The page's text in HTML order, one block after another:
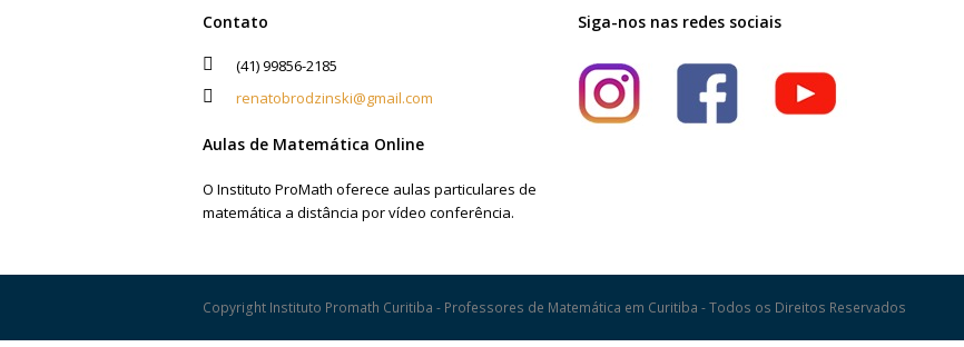
Contato
(41) 99856-2185
renatobrodzinski@gmail.com
Aulas de Matemática Online
O Instituto ProMath oferece aulas particulares de
matemática a distância por vídeo conferência.
Siga-nos nas redes sociais
Copyright Instituto Promath Curitiba - Professores de Matemática em Curitiba - Todos os Direitos Reservados